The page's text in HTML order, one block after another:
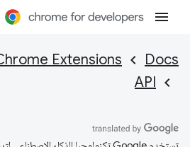
Docs
Extensions
API